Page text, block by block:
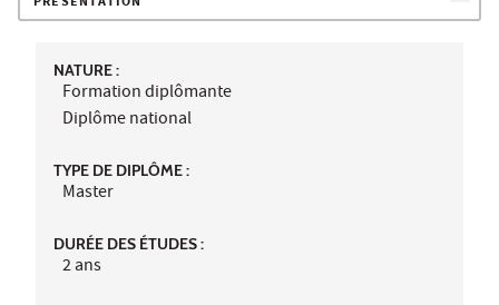
NATURE :
Formation diplômante
Diplôme national
TYPE DE DIPLÔME :
Master
DURÉE DES ÉTUDES :
2 ans